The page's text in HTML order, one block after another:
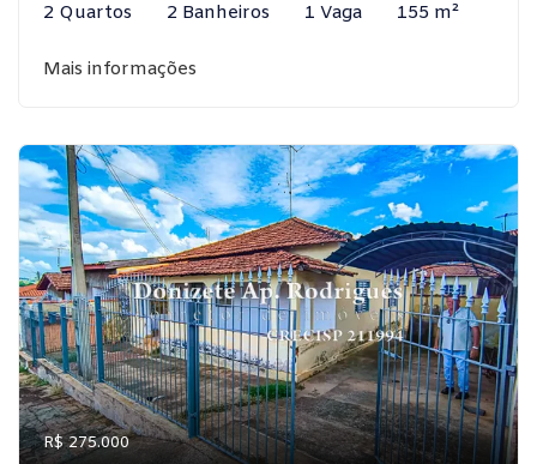
2 Quartos 2 Banheiros 1 Vaga 155 m²
Mais informações
R$ 275.000